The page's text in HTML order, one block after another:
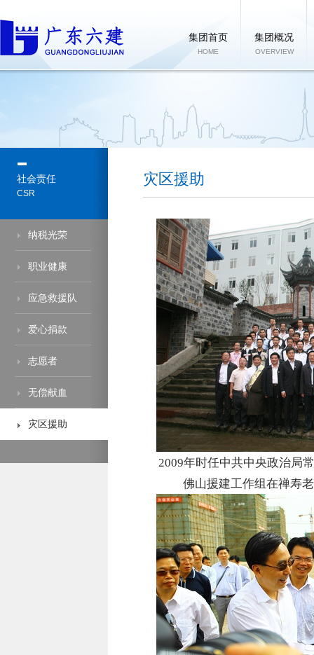
集团首页
HOME
集团概况
OVERVIEW
社会责任
CSR
纳税光荣
职业健康
应急救援队
爱心捐款
志愿者
无偿献血
灾区援助
灾区援助
2009年时任中共中央政治局
佛山援建工作组在禅寿